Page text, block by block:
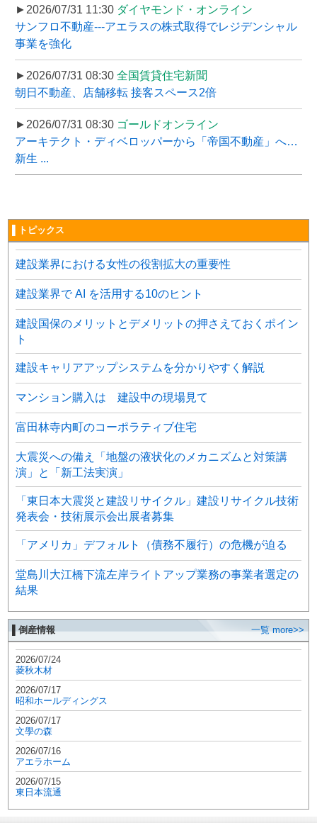
►2026/07/31 11:30 ダイヤモンド・オンライン
サンフロ不動産---アエラスの株式取得でレジデンシャル
事業を強化
►2026/07/31 08:30 全国賃貸住宅新聞
朝日不動産、店舗移転 接客スペース2倍
►2026/07/31 08:30 ゴールドオンライン
アーキテクト・ディベロッパーから「帝国不動産」へ…
新生 ...
▌トピックス
建設業界における女性の役割拡大の重要性
建設業界で AI を活用する10のヒント
建設国保のメリットとデメリットの押さえておくポイン
ト
建設キャリアアップシステムを分かりやすく解説
マンション購入は 建設中の現場見て
富田林寺内町のコーポラティブ住宅
大震災への備え「地盤の液状化のメカニズムと対策講
演」と「新工法実演」
「東日本大震災と建設リサイクル」建設リサイクル技術
発表会・技術展示会出展者募集
「アメリカ」デフォルト（債務不履行）の危機が迫る
堂島川大江橋下流左岸ライトアップ業務の事業者選定の
結果
▌倒産情報 一覧 more>>
2026/07/24
菱秋木材
2026/07/17
昭和ホールディングス
2026/07/17
文學の森
2026/07/16
アエラホーム
2026/07/15
東日本流通